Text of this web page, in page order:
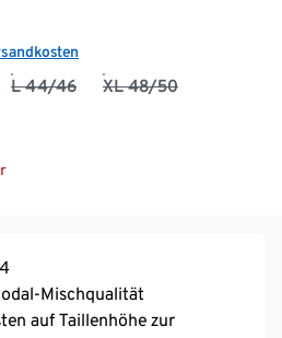
L 44/46 XL 48/50
Mischqualität
auf Taillenhöhe zur